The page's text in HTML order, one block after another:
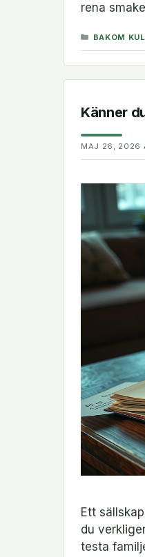
rena
KATEGORIER
BAKOM
Känner
MAJ 26, 2026
Ett
du
testa